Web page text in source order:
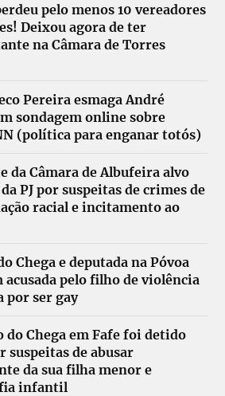
pelo menos 10 vereadores
Deixou agora de ter
na Câmara de Torres
Pereira esmaga André
sondagem online sobre
(política para enganar totós)
da Câmara de Albufeira alvo
da PJ por suspeitas de crimes de
racial e incitamento ao
Chega e deputada na Póvoa
acusada pelo filho de violência
por ser gay
do Chega em Fafe foi detido
suspeitas de abusar
da sua filha menor e
infantil